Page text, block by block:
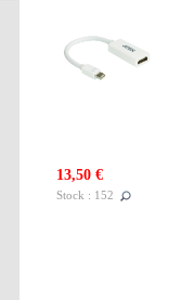
13,50 €
Stock : 152